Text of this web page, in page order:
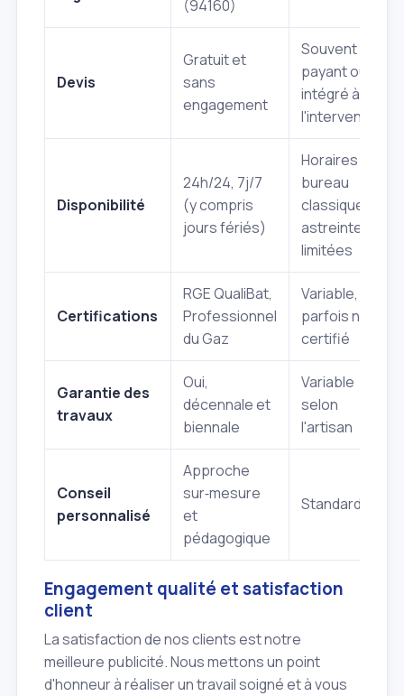
(94160)
Devis
Gratuit et
sans
engagement
Souvent
payant ou
intégré à
l'intervention
Disponibilité
24h/24, 7j/7
(y compris
jours fériés)
Horaires de
bureau
classiques,
astreintes
limitées
Certifications
RGE QualiBat,
Professionnel
du Gaz
Variable,
parfois non
certifié
Garantie des
travaux
Oui,
décennale et
biennale
Variable
selon
l'artisan
Conseil
personnalisé
Approche
sur‑mesure
et
pédagogique
Standardisé
Engagement qualité et satisfaction
client
La satisfaction de nos clients est notre
meilleure publicité. Nous mettons un point
d'honneur à réaliser un travail soigné et à vous